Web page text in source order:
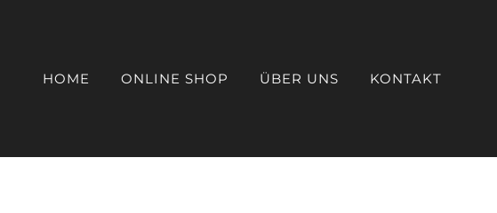
HOME ONLINE SHOP ÜBER UNS KONTAKT